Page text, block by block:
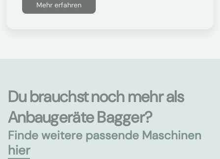
Mehr erfahren
Du brauchst noch mehr als
Anbaugeräte Bagger?
Finde weitere passende Maschinen
hier